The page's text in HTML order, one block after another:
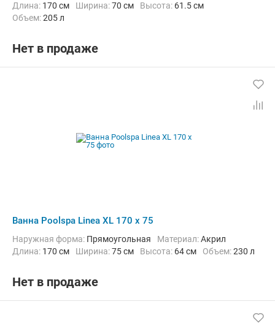
Длина: 170 см Ширина:70 см Высота: 61.5 см
Объем:205 л
Нет в продаже
Ванна Poolspa Linea XL 170 x 75
Наружная форма: Прямоугольная Материал:Акрил
Длина: 170 см Ширина:75 см Высота: 64 см Объем:230 л
Нет в продаже